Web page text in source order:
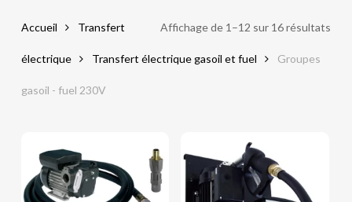
Affichage de 1–12 sur 16 résultats
Accueil Transfert
électrique Transfert électrique gasoil et fuel Groupes
gasoil - fuel 230V